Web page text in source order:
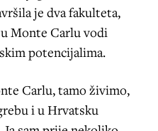
je dva fakulteta,
Monte Carlu vodi
potencijalima.
Carlu, tamo živimo,
i u Hrvatsku